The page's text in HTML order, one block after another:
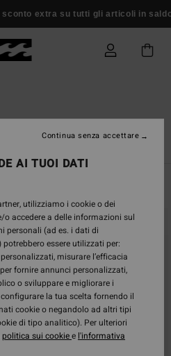
extra su tutti gli articoli in saldo*
NUOVO PRODOTTO
AI TUOI DATI
utilizziamo i cookie o dei
accedere a delle informazioni sul
personali (ad es. i dati di
essere utilizzati per:
misurare l’efficacia
fornire annunci personalizzati,
o sviluppare e migliorare i
la tua scelta fornendo il
cookie o negandolo ad altri tipi
di tipo analitico). Per ulteriori
politica sui cookiee l'informativa
Continua senza accettare